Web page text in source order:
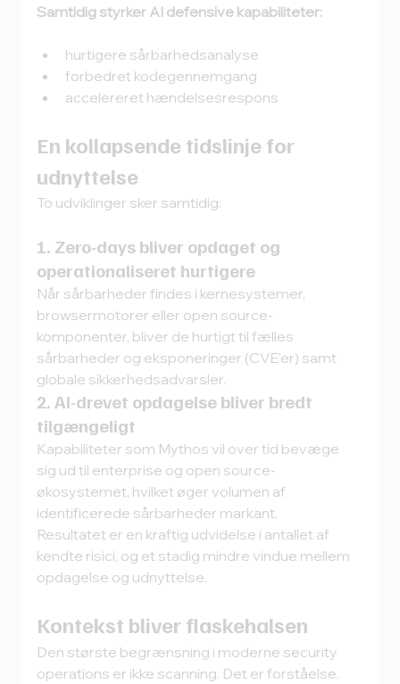
Samtidig styrker AI defensive kapabiliteter:
hurtigere sårbarhedsanalyse
forbedret kodegennemgang
accelereret hændelsesrespons
En kollapsende tidslinje for
udnyttelse
To udviklinger sker samtidig:
1. Zero-days bliver opdaget og
operationaliseret hurtigere
Når sårbarheder findes i kernesystemer,
browsermotorer eller open source-
komponenter, bliver de hurtigt til fælles
sårbarheder og eksponeringer (CVE’er) samt
globale sikkerhedsadvarsler.
2. AI-drevet opdagelse bliver bredt
tilgængeligt
Kapabiliteter som Mythos vil over tid bevæge
sig ud til enterprise og open source-
økosystemet, hvilket øger volumen af
identificerede sårbarheder markant.
Resultatet er en kraftig udvidelse i antallet af
kendte risici, og et stadig mindre vindue mellem
opdagelse og udnyttelse.
Kontekst bliver flaskehalsen
Den største begrænsning i moderne security
operations er ikke scanning. Det er forståelse.